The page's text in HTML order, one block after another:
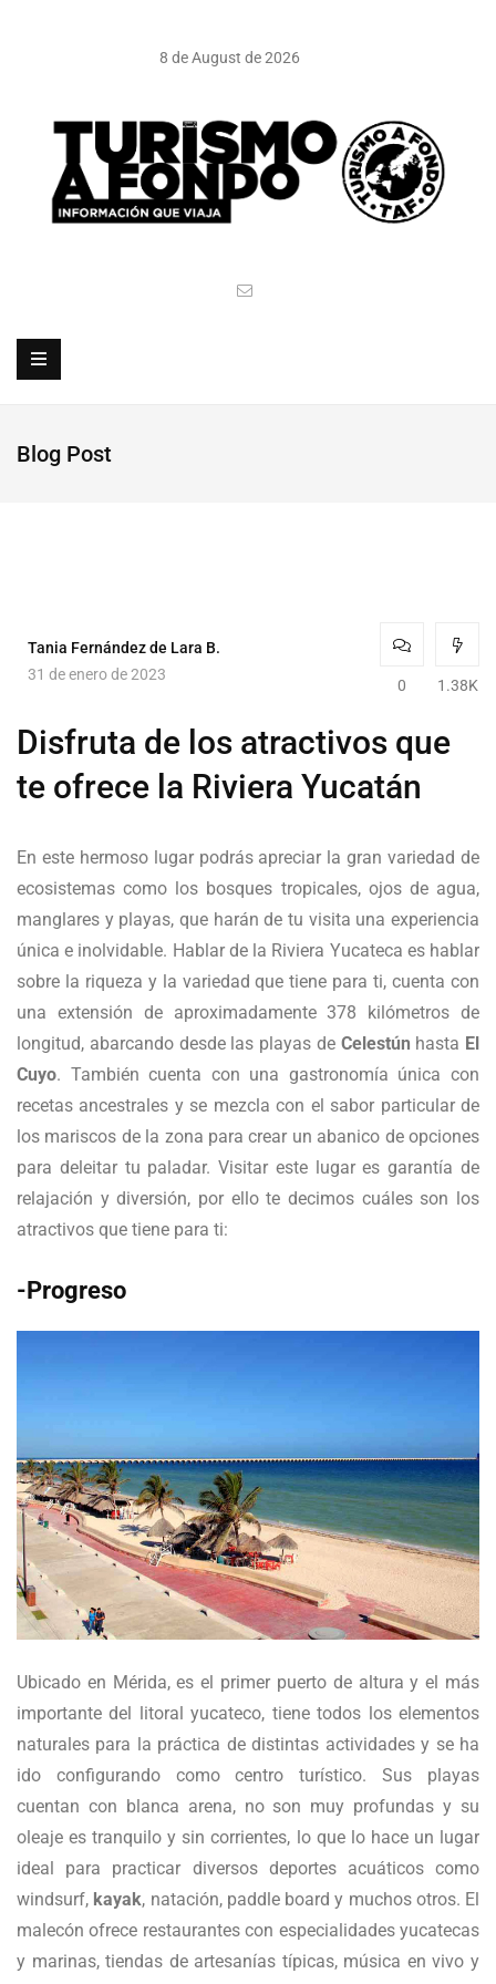
8 de August de 2026
Blog Post
Tania Fernández de Lara B.
31 de enero de 2023
0 1.38K
Disfruta de los atractivos que
te ofrece la Riviera Yucatán
En este hermoso lugar podrás apreciar la gran variedad de
ecosistemas como los bosques tropicales, ojos de agua,
manglares y playas, que harán de tu visita una experiencia
única e inolvidable. Hablar de la Riviera Yucateca es hablar
sobre la riqueza y la variedad que tiene para ti, cuenta con
una extensión de aproximadamente 378 kilómetros de
longitud, abarcando desde las playas de Celestún hasta El
Cuyo. También cuenta con una gastronomía única con
recetas ancestrales y se mezcla con el sabor particular de
los mariscos de la zona para crear un abanico de opciones
para deleitar tu paladar. Visitar este lugar es garantía de
relajación y diversión, por ello te decimos cuáles son los
atractivos que tiene para ti:
-Progreso
Ubicado en Mérida, es el primer puerto de altura y el más
importante del litoral yucateco, tiene todos los elementos
naturales para la práctica de distintas actividades y se ha
ido configurando como centro turístico. Sus playas
cuentan con blanca arena, no son muy profundas y su
oleaje es tranquilo y sin corrientes, lo que lo hace un lugar
ideal para practicar diversos deportes acuáticos como
windsurf, kayak, natación, paddle board y muchos otros. El
malecón ofrece restaurantes con especialidades yucatecas
y marinas, tiendas de artesanías típicas, música en vivo y